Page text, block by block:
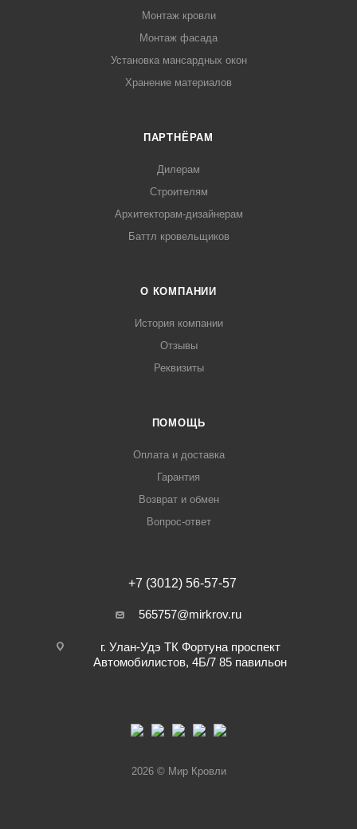
Монтаж кровли
Монтаж фасада
Установка мансардных окон
Хранение материалов
ПАРТНЁРАМ
Дилерам
Строителям
Архитекторам-дизайнерам
Баттл кровельщиков
О КОМПАНИИ
История компании
Отзывы
Реквизиты
ПОМОЩЬ
Оплата и доставка
Гарантия
Возврат и обмен
Вопрос-ответ
+7 (3012) 56-57-57
565757@mirkrov.ru
г. Улан-Удэ ​ТК Фортуна​ проспект
Автомобилистов, 4Б/7 ​85 павильон
2026 © Мир Кровли